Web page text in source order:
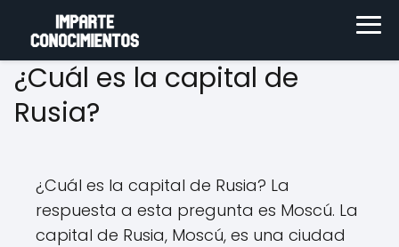
¿Cuál es la capital de
Rusia?
¿Cuál es la capital de Rusia? La
respuesta a esta pregunta es Moscú. La
capital de Rusia, Moscú, es una ciudad